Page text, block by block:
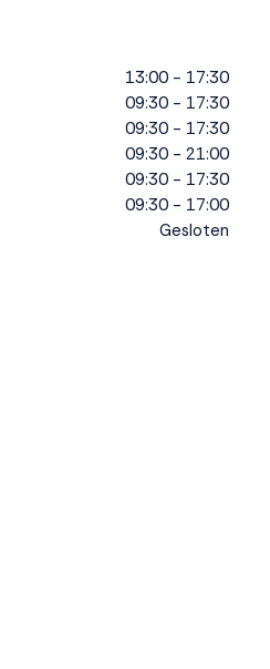
13:00 - 17:30
09:30 - 17:30
09:30 - 17:30
09:30 - 21:00
09:30 - 17:30
09:30 - 17:00
Gesloten